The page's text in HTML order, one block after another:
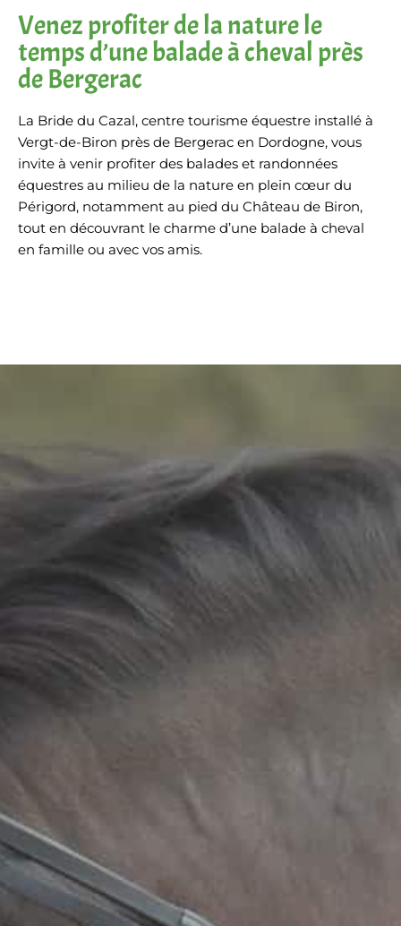
Venez profiter de la nature le
temps d’une balade à cheval près
de Bergerac
La Bride du Cazal, centre tourisme équestre installé à
Vergt-de-Biron près de Bergerac en Dordogne, vous
invite à venir profiter des balades et randonnées
équestres au milieu de la nature en plein cœur du
Périgord, notamment au pied du Château de Biron,
tout en découvrant le charme d’une balade à cheval
en famille ou avec vos amis.